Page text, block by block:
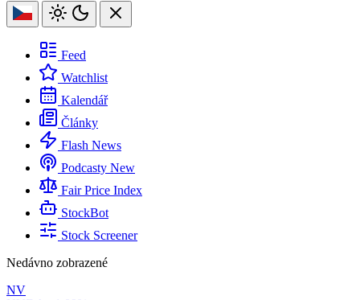
Feed
Watchlist
Kalendář
Články
Flash News
Podcasty New
Fair Price Index
StockBot
Stock Screener
Nedávno zobrazené
NV